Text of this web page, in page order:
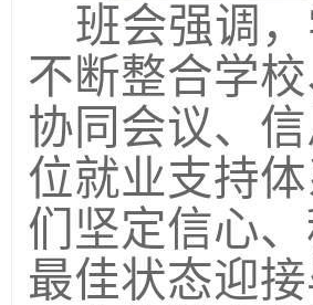
班会强调
不断整合学
协同会议、
位就业支持
们坚定信心
最佳状态迎